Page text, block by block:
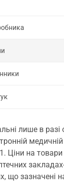
лише в
медичній
Ціни на товари
що зазначені